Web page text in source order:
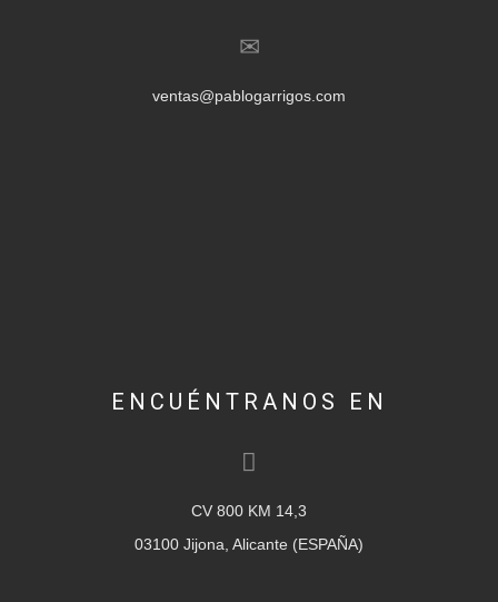
ventas@pablogarrigos.com
ENCUÉNTRANOS EN
CV 800 KM 14,3
03100 Jijona, Alicante (ESPAÑA)